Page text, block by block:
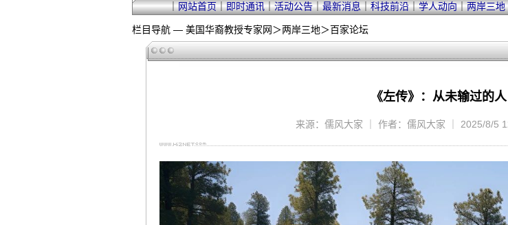
｜网站首页｜即时通讯｜活动公告｜最新消息｜科技前沿｜学人动向｜两岸三地
栏目导航 — 美国华裔教授专家网＞两岸三地＞百家论坛
《左传》：从未输过的
来源：儒风大家 ｜ 作者：儒风大家 ｜ 2025/8/5